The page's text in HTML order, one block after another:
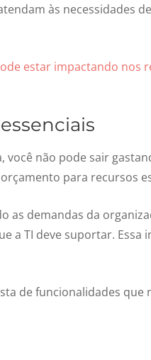
às necessidades
estar impactando nos
você não pode sair
para recursos
as demandas da
a TI deve suportar.
de funcionalidades que